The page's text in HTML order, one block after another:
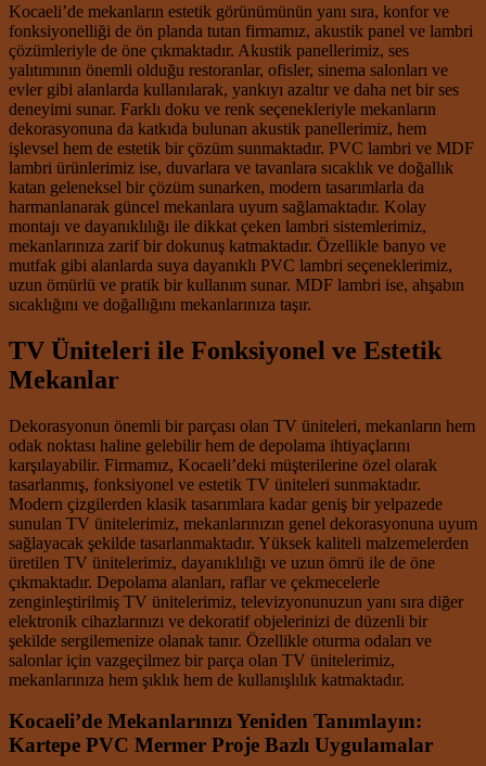
Kocaeli’de mekanların estetik görünümünün yanı sıra, konfor ve
fonksiyonelliği de ön planda tutan firmamız, akustik panel ve lambri
çözümleriyle de öne çıkmaktadır. Akustik panellerimiz, ses
yalıtımının önemli olduğu restoranlar, ofisler, sinema salonları ve
evler gibi alanlarda kullanılarak, yankıyı azaltır ve daha net bir ses
deneyimi sunar. Farklı doku ve renk seçenekleriyle mekanların
dekorasyonuna da katkıda bulunan akustik panellerimiz, hem
işlevsel hem de estetik bir çözüm sunmaktadır. PVC lambri ve MDF
lambri ürünlerimiz ise, duvarlara ve tavanlara sıcaklık ve doğallık
katan geleneksel bir çözüm sunarken, modern tasarımlarla da
harmanlanarak güncel mekanlara uyum sağlamaktadır. Kolay
montajı ve dayanıklılığı ile dikkat çeken lambri sistemlerimiz,
mekanlarınıza zarif bir dokunuş katmaktadır. Özellikle banyo ve
mutfak gibi alanlarda suya dayanıklı PVC lambri seçeneklerimiz,
uzun ömürlü ve pratik bir kullanım sunar. MDF lambri ise, ahşabın
sıcaklığını ve doğallığını mekanlarınıza taşır.
TV Üniteleri ile Fonksiyonel ve Estetik
Mekanlar
Dekorasyonun önemli bir parçası olan TV üniteleri, mekanların hem
odak noktası haline gelebilir hem de depolama ihtiyaçlarını
karşılayabilir. Firmamız, Kocaeli’deki müşterilerine özel olarak
tasarlanmış, fonksiyonel ve estetik TV üniteleri sunmaktadır.
Modern çizgilerden klasik tasarımlara kadar geniş bir yelpazede
sunulan TV ünitelerimiz, mekanlarınızın genel dekorasyonuna uyum
sağlayacak şekilde tasarlanmaktadır. Yüksek kaliteli malzemelerden
üretilen TV ünitelerimiz, dayanıklılığı ve uzun ömrü ile de öne
çıkmaktadır. Depolama alanları, raflar ve çekmecelerle
zenginleştirilmiş TV ünitelerimiz, televizyonunuzun yanı sıra diğer
elektronik cihazlarınızı ve dekoratif objelerinizi de düzenli bir
şekilde sergilemenize olanak tanır. Özellikle oturma odaları ve
salonlar için vazgeçilmez bir parça olan TV ünitelerimiz,
mekanlarınıza hem şıklık hem de kullanışlılık katmaktadır.
Kocaeli’de Mekanlarınızı Yeniden Tanımlayın:
Kartepe PVC Mermer Proje Bazlı Uygulamalar